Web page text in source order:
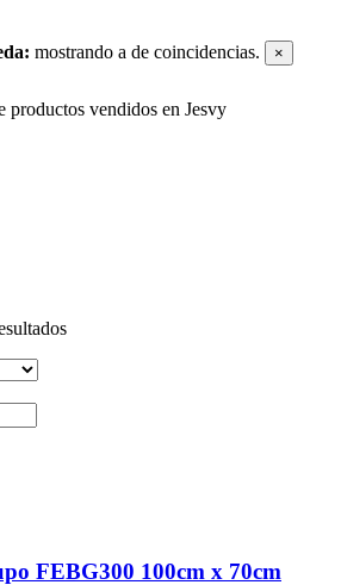
mostrando a de coincidencias. ×
FEBG300 100cm x 70cm